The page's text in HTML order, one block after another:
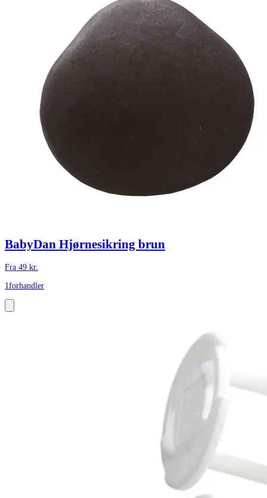
BabyDan Hjørnesikring brun
Fra 49 kr.
1forhandler